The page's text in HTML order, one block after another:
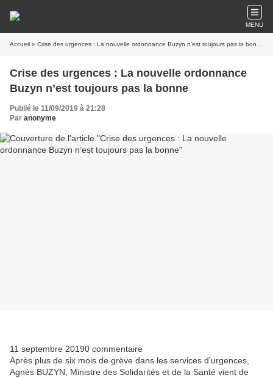
MENU
Accueil » Crise des urgences : La nouvelle ordonnance Buzyn n’est toujours pas la bonne
Crise des urgences : La nouvelle ordonnance
Buzyn n’est toujours pas la bonne
Publié le 11/09/2019 à 21:28
Par anonyme
11 septembre 20190 commentaire
Après plus de six mois de grève dans les services d’urgences,
Agnès BUZYN, Ministre des Solidarités et de la Santé vient de